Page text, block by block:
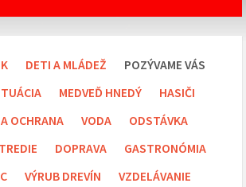
DETI A MLÁDEŽ
POZÝVAME VÁS
MEDVEĎ HNEDÝ
HASIČI
OCHRANA
VODA
ODSTÁVKA
DOPRAVA
GASTRONÓMIA
VÝRUB DREVÍN
VZDELÁVANIE